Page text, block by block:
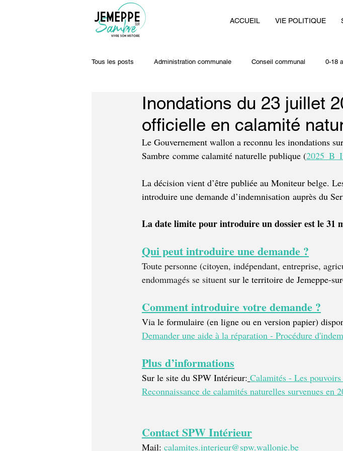
ACCUEIL VIE POLITIQUE
Tous les posts Administration communale Conseil communal 0-18
Travaux & voiries Offres d'emploi Autres actualités
Inondations du 23 juillet
officielle en calamité
Le Gouvernement wallon a reconnu les inondations
Sambre comme calamité naturelle publique (
La décision vient d’être publiée au Moniteur belge.
introduire une demande d’indemnisation auprès du
La date limite pour introduire un dossier est le 31
Qui peut introduire une demande ?
Toute personne (citoyen, indépendant, entreprise,
endommagés se situent sur le territoire de Jemeppe-
Comment introduire votre demande ?
Via le formulaire (en ligne ou en version papier)
Demander une aide à la réparation - Procédure
Plus d’informations
Sur le site du SPW Intérieur: Calamités - Les
Reconnaissance de calamités naturelles survenues
Contact SPW Intérieur
Mail: calamites.interieur@spw.wallonie.be